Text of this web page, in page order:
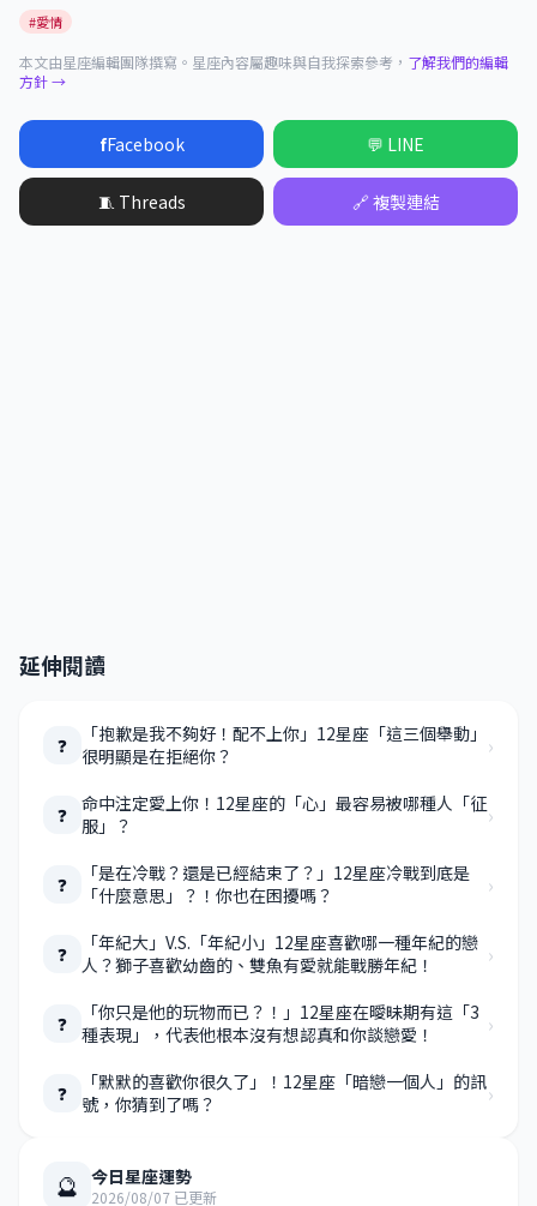
#愛情
本文由星座編輯團隊撰寫。星座內容屬趣味與自我探索參考， 了解我們的編輯
方針 →
fFacebook 💬 LINE
🧵 Threads 🔗 複製連結
延伸閱讀
❓
「抱歉是我不夠好！配不上你」12星座「這三個舉動」
很明顯是在拒絕你？
›
❓ 命中注定愛上你！12星座的「心」最容易被哪種人「征
服」？
›
❓
「是在冷戰？還是已經結束了？」12星座冷戰到底是
「什麼意思」？！你也在困擾嗎？
›
❓
「年紀大」V.S.「年紀小」12星座喜歡哪一種年紀的戀
人？獅子喜歡幼齒的、雙魚有愛就能戰勝年紀！
›
❓
「你只是他的玩物而已？！」12星座在曖昧期有這「3
種表現」，代表他根本沒有想認真和你談戀愛！
›
❓
「默默的喜歡你很久了」！12星座「暗戀一個人」的訊
號，你猜到了嗎？
›
🔮 今日星座運勢
2026/08/07 已更新